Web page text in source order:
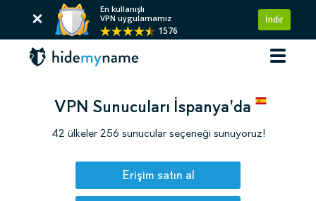
En kullanışlı
VPN uygulamamız
1576
İndir
VPN Sunucuları İspanya’da
42 ülkeler 256 sunucular seçeneği sunuyoruz!
Erişim satın al